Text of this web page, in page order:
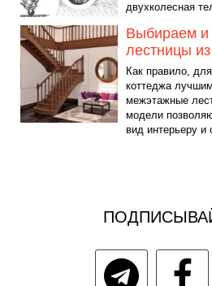
двухколесная
Выбираем и
лестницы
Как правило,
коттеджа
межэтажные
модели
вид интерьеру